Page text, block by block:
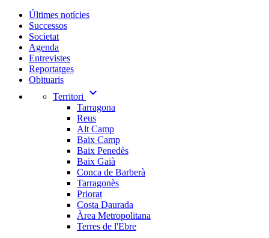
Últimes notícies
Successos
Societat
Agenda
Entrevistes
Reportatges
Obituaris
Territori
expand_more
Tarragona
Reus
Alt Camp
Baix Camp
Baix Penedès
Baix Gaià
Conca de Barberà
Tarragonès
Priorat
Costa Daurada
Àrea Metropolitana
Terres de l'Ebre